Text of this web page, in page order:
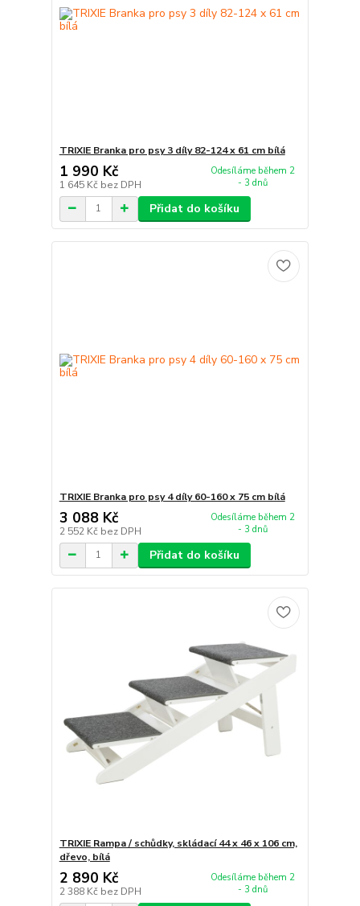
TRIXIE Branka pro psy 3 díly 82-124 x 61 cm bílá
1 990 Kč
1 645 Kč bez DPH
Odesíláme během 2
- 3 dnů
Přidat do košíku
TRIXIE Branka pro psy 4 díly 60-160 x 75 cm bílá
3 088 Kč
2 552 Kč bez DPH
Odesíláme během 2
- 3 dnů
Přidat do košíku
TRIXIE Rampa / schůdky, skládací 44 x 46 x 106 cm,
dřevo, bílá
2 890 Kč
2 388 Kč bez DPH
Odesíláme během 2
- 3 dnů